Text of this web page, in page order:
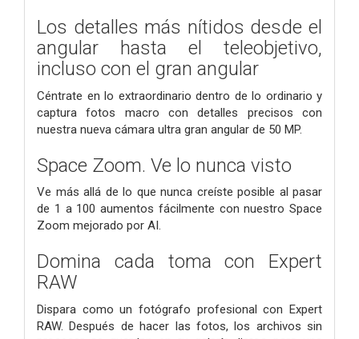
Los detalles más nítidos desde el
angular hasta el teleobjetivo,
incluso con el gran angular
Céntrate en lo extraordinario dentro de lo ordinario y
captura fotos macro con detalles precisos con
nuestra nueva cámara ultra gran angular de 50 MP.
Space Zoom. Ve lo nunca visto
Ve más allá de lo que nunca creíste posible al pasar
de 1 a 100 aumentos fácilmente con nuestro Space
Zoom mejorado por AI.
Domina cada toma con Expert
RAW
Dispara como un fotógrafo profesional con Expert
RAW. Después de hacer las fotos, los archivos sin